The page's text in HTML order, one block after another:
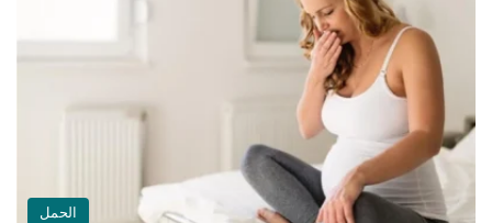
الحمل